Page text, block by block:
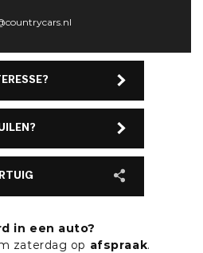
in een auto?
zaterdag op afspraak.